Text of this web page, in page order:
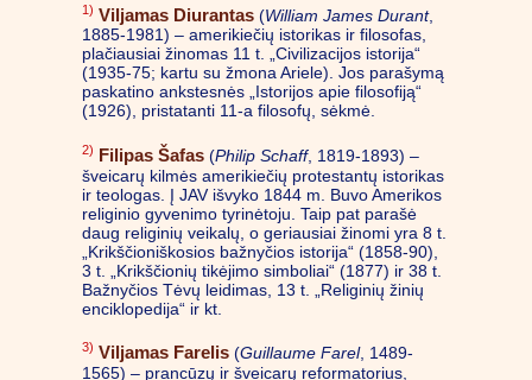
1) Viljamas Diurantas (William James Durant,
1885-1981) – amerikiečių istorikas ir filosofas,
plačiausiai žinomas 11 t. „Civilizacijos istorija“
(1935-75; kartu su žmona Ariele). Jos parašymą
paskatino ankstesnės „Istorijos apie filosofiją“
(1926), pristatanti 11-a filosofų, sėkmė.
2) Filipas Šafas (Philip Schaff, 1819-1893) –
šveicarų kilmės amerikiečių protestantų istorikas
ir teologas. Į JAV išvyko 1844 m. Buvo Amerikos
religinio gyvenimo tyrinėtoju. Taip pat parašė
daug religinių veikalų, o geriausiai žinomi yra 8 t.
„Krikščioniškosios bažnyčios istorija“ (1858-90),
3 t. „Krikščionių tikėjimo simboliai“ (1877) ir 38 t.
Bažnyčios Tėvų leidimas, 13 t. „Religinių žinių
enciklopedija“ ir kt.
3) Viljamas Farelis (Guillaume Farel, 1489-
1565) – prancūzų ir šveicarų reformatorius,